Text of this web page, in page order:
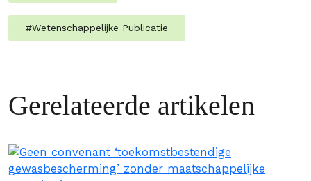
#Wetenschappelijke Publicatie
Gerelateerde artikelen